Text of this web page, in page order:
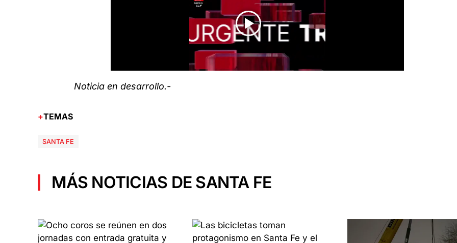
Noticia en desarrollo.-
TEMAS
SANTA FE
MÁS NOTICIAS DE SANTA FE